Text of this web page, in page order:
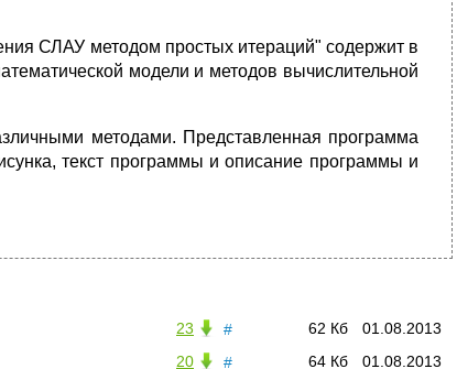
СЛАУ методом простых итераций" содержит в
модели и методов вычислительной
методами. Представленная программа
текст программы и описание программы и
# 01.08.2013
62 Кб
23
#
01.08.2013
64 Кб
20